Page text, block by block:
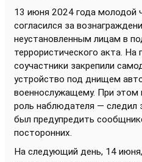
13 июня 2024 года молодой
согласился за
неустановленным лицам в
террористического акта.
соучастники закрепили
устройство под днищем
военнослужащему. При
роль наблюдателя — следил
был предупредить
посторонних.
На следующий день, 14